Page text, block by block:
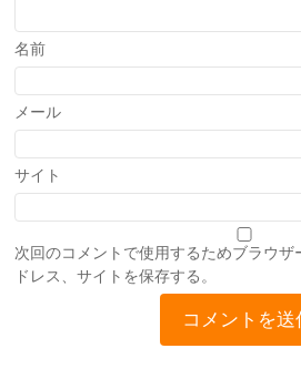
名前
メール
サイト
次回のコメントで使用するためブラウ
ドレス、サイトを保存する。